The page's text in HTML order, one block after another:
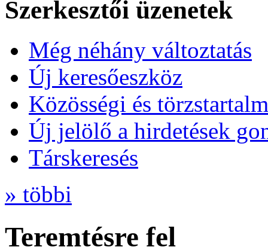
Szerkesztői üzenetek
Még néhány változtatás
Új keresőeszköz
Közösségi és
Új jelölő a hirdetések
Társkeresés
» többi
Teremtésre fel